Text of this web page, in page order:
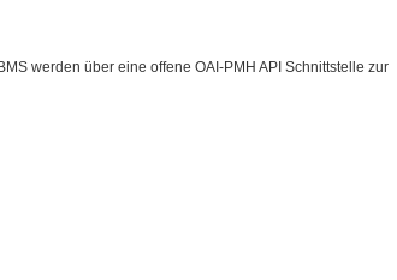
werden über eine offene OAI-PMH API Schnittstelle zur